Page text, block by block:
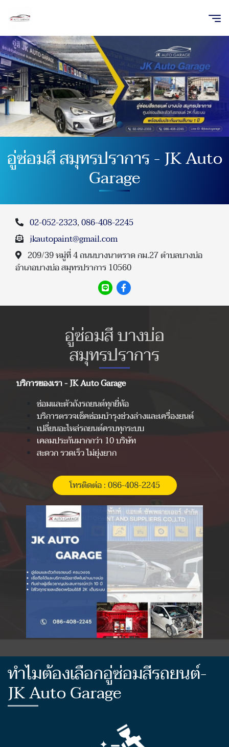
อู่ซ่อมสี สมุทรปราการ - JK Auto
Garage
02-052-2323,086-408-2245
jkautopaint@gmail.com
209/39 หมู่ที่ 4 ถนนบางนาตราด กม.27 ตำบลบางบ่อ
อำเภอบางบ่อ สมุทรปราการ 10560
อู่ซ่อมสี บางบ่อ
สมุทรปราการ
บริการของเรา - JK Auto Garage
ซ่อมและตัวถังรถยนต์ทุกยี่ห้อ
บริการตรวจเช็คซ่อมบำรุงช่วงล่างและเครื่องยนต์
เปลี่ยนอะไหล่รถยนต์ครบทุกระบบ
เคลมประกันมากกว่า 10 บริษัท
สะดวก รวดเร็ว ไม่ยุ่งยาก
โทรติดต่อ : 086-408-2245
ทำไมต้องเลือกอู่ซ่อมสีรถยนต์-
JK Auto Garage